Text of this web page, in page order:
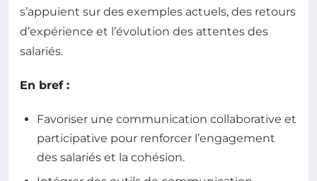
s’appuient sur des exemples actuels, des retours
d’expérience et l’évolution des attentes des
salariés.
En bref :
Favoriser une communication collaborative et
participative pour renforcer l’engagement
des salariés et la cohésion.